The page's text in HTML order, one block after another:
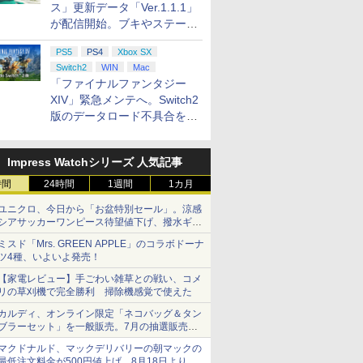
ス」更新データ「Ver.1.1.1」
が配信開始。ブキやステージ
に関する不具合を修正
PS5 PS4
Xbox SX
Switch2
WIN Mac
「ファイナルファンタジー
XIV」緊急メンテへ。Switch2
版のデータロード不具合を最
Impress Watchシリーズ 人気記事
24時間 1週間 1カ月
ニクロ、今日から「お盆特別セール」。涼感
アサッカーワンピース待望値下げ、撥水ギア
ョーツは1990円に
スド「Mrs. GREEN APPLE」のコラボドーナ
4種、いよいよ発売！
家電レビュー】手ごわい雑草との戦い、コメ
の草刈機で完全勝利 掃除機感覚で使えた
ルディ、オンライン限定「ネコバッグ＆タン
ラーセット」を一般販売。7月の抽選販売の
選無効分
クドナルド、マックデリバリーの朝マックの